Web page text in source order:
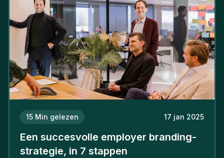
15 Min gelezen 17 jan 2025
Een succesvolle employer branding-
strategie, in 7 stappen